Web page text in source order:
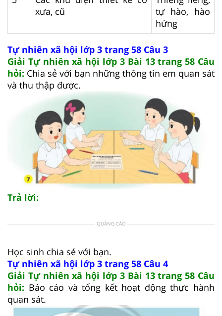
xưa, cũ
tự hào, hào
hứng
Tự nhiên xã hội lớp 3 trang 58 Câu 3
Giải Tự nhiên xã hội lớp 3 Bài 13 trang 58 Câu
hỏi: Chia sẻ với bạn những thông tin em quan sát
và thu thập được.
Trả lời:
QUẢNG CÁO
Học sinh chia sẻ với bạn.
Tự nhiên xã hội lớp 3 trang 58 Câu 4
Giải Tự nhiên xã hội lớp 3 Bài 13 trang 58 Câu
hỏi: Báo cáo và tổng kết hoạt động thực hành
quan sát.